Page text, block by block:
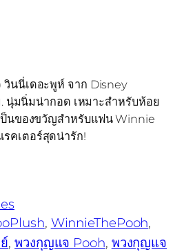
นนี่เดอะพูห์ จาก Disney
นุ่มนิ่มน่ากอด เหมาะสำหรับห้อย
ป็นของขวัญสำหรับแฟน Winnie
คเตอร์สุดน่ารัก!
, WinnieThePooh
, พวงกุญแจ Pooh, พวงกุญแจ